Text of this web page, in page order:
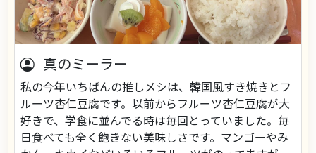
真のミーラー
私の今年いちばんの推しメシは、韓国風すき焼きとフ
ルーツ杏仁豆腐です。以前からフルーツ杏仁豆腐が大
好きで、学食に並んでる時は毎回とっていました。毎
日食べても全く飽きない美味しさです。マンゴーやみ